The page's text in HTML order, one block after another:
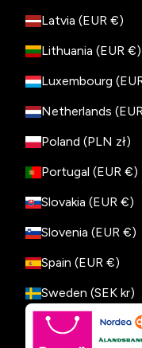
Latvia (EUR €)
Lithuania (EUR €)
Poland (PLN zł)
Portugal (EUR €)
Slovakia (EUR €)
Slovenia (EUR €)
Spain (EUR €)
Sweden (SEK kr)